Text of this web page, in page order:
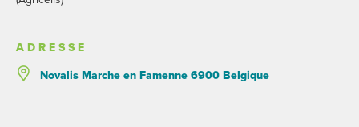
ADRESSE
Novalis Marche en Famenne 6900 Belgique